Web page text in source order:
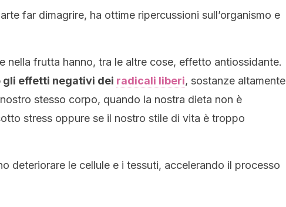
far dimagrire, ha ottime ripercussioni sull’organismo e
nella frutta hanno, tra le altre cose, effetto antiossidante.
gli effetti negativi dei radicali liberi, sostanze altamente
stesso corpo, quando la nostra dieta non è
stress oppure se il nostro stile di vita è troppo
deteriorare le cellule e i tessuti, accelerando il processo